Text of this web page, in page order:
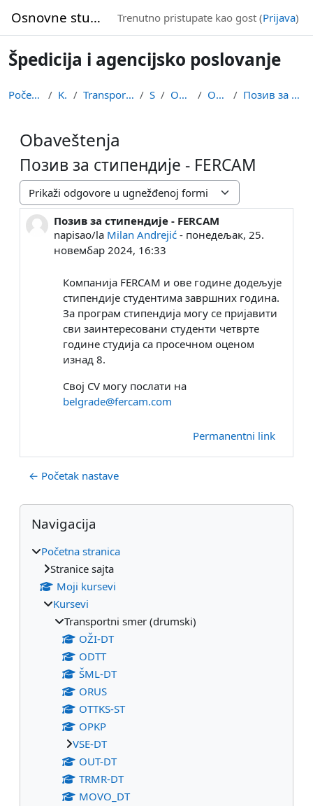
Osnovne studije Trenutno pristupate kao gost (Prijava)
Špedicija i agencijsko poslovanje
Početna stranica Kursevi Transportni smer (drumski) SAPT Opšta sekcija Obaveštenja Позив за стипендије - FERCAM
Obaveštenja
Позив за стипендије - FERCAM
Način prikazivanja
Позив за стипендије - FERCAM
napisao/la Milan Andrejić - понедељак, 25.
новембар 2024, 16:33
Broj odgovora: 0
Компанија FERCAM и ове године додељује
стипендије студентима завршних година.
За програм стипендија могу се пријавити
сви заинтересовани студенти четврте
године студија са просечном оценом
изнад 8.
Свој CV могу послати на
belgrade@fercam.com
Permanentni link
← Početak nastave
Blokovi
Preskoči Navigacija
Navigacija
Početna stranica
Stranice sajta
Moji kursevi
Kursevi
Transportni smer (drumski)
OŽI-DT
ODTT
ŠML-DT
ORUS
OTTKS-ST
OPKP
VSE-DT
OUT-DT
TRMR-DT
MOVO_DT